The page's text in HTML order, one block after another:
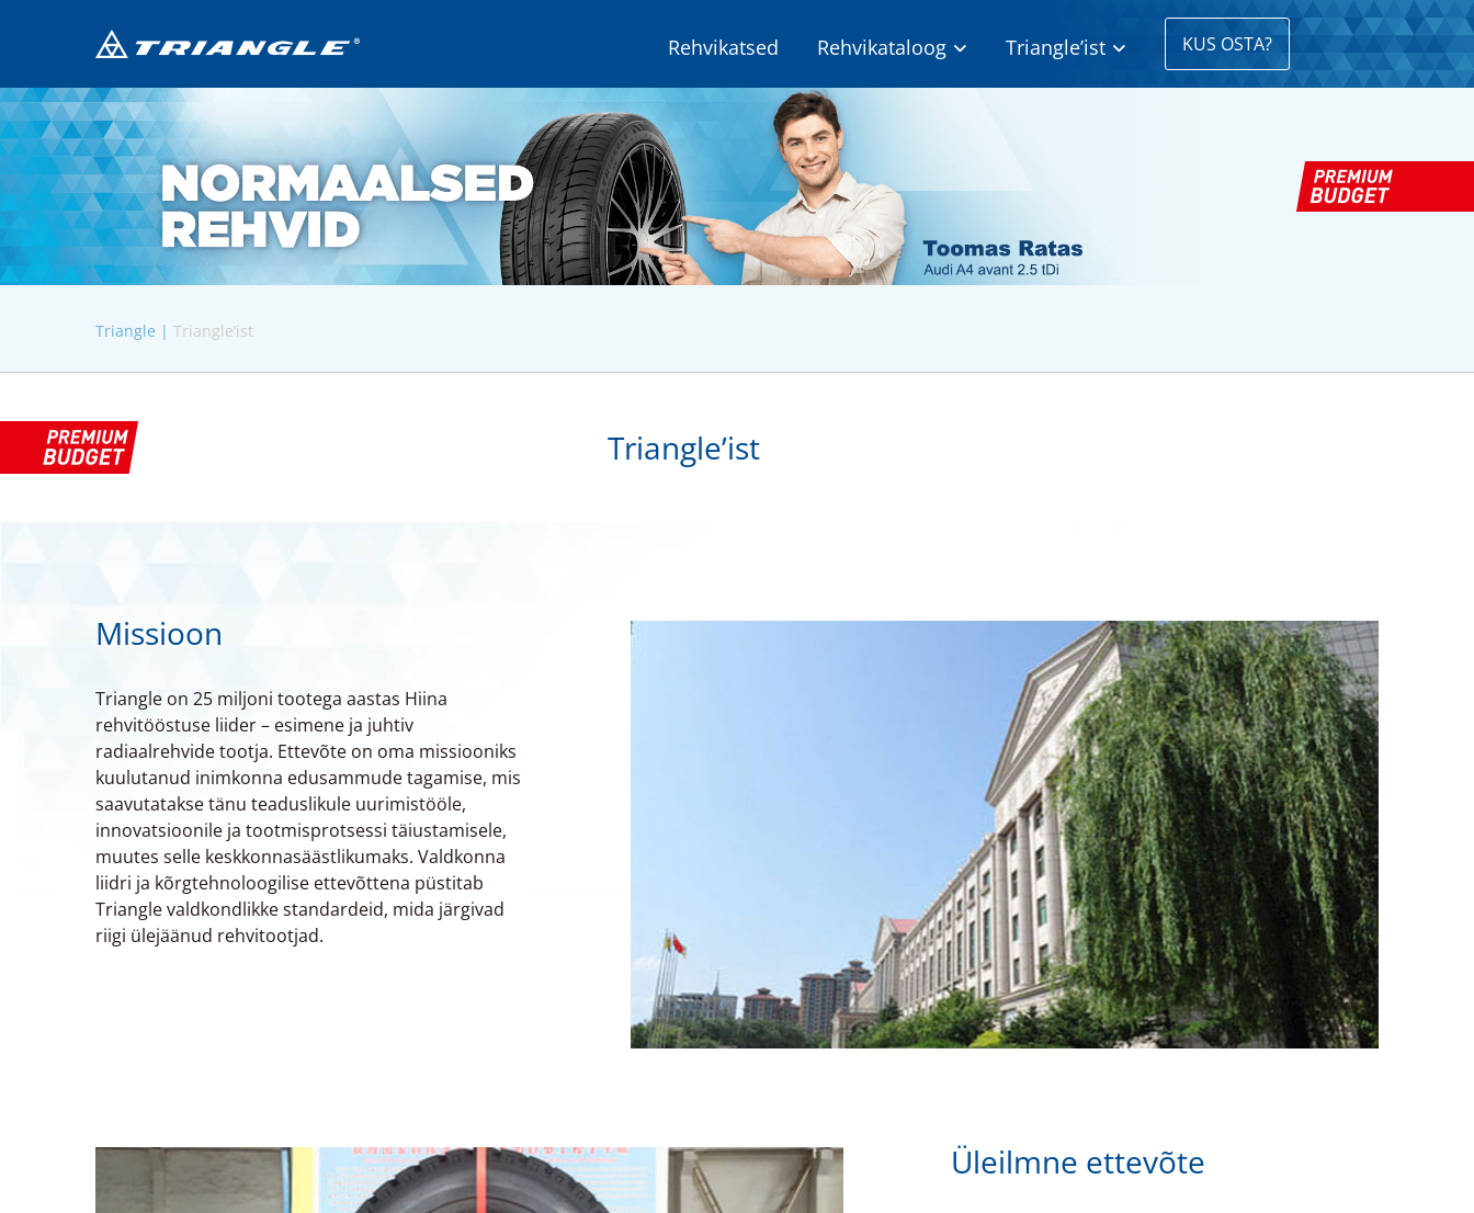
Rehvikatsed Rehvikataloog Triangle’ist KUS OSTA?
Triangle | Triangle’ist
Triangle’ist
Missioon
Triangle on 25 miljoni tootega aastas Hiina
rehvitööstuse liider – esimene ja juhtiv
radiaalrehvide tootja. Ettevõte on oma missiooniks
kuulutanud inimkonna edusammude tagamise, mis
saavutatakse tänu teaduslikule uurimistööle,
innovatsioonile ja tootmisprotsessi täiustamisele,
muutes selle keskkonnasäästlikumaks. Valdkonna
liidri ja kõrgtehnoloogilise ettevõttena püstitab
Triangle valdkondlikke standardeid, mida järgivad
riigi ülejäänud rehvitootjad.
Üleilmne ettevõte